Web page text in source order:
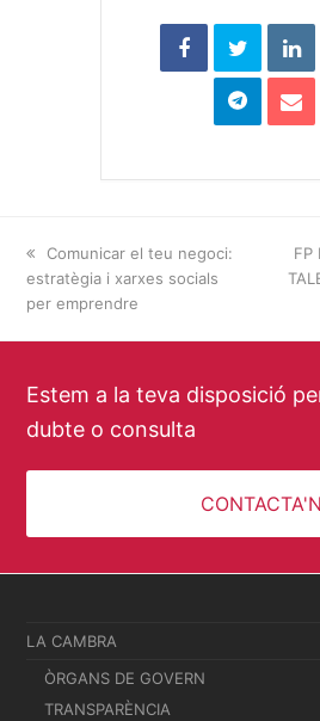
previous
post:
Comunicar el teu negoci:
estratègia i xarxes socials
per emprendre
next
FP
Estem a la teva disposició
dubte o consulta
LA CAMBRA
ÒRGANS DE GOVERN
TRANSPARÈNCIA